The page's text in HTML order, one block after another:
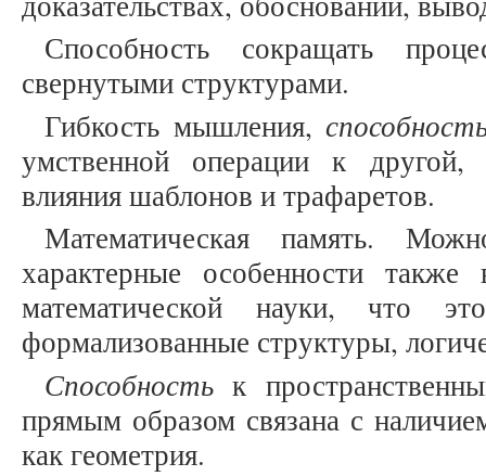
Способность сокращать
свернутыми структурами.
Гибкость мышления,
умственной операции к
влияния шаблонов и трафаретов.
Математическая память.
характерные особенности
математической науки, что
формализованные структуры,
Способность к
прямым образом связана с
как геометрия.